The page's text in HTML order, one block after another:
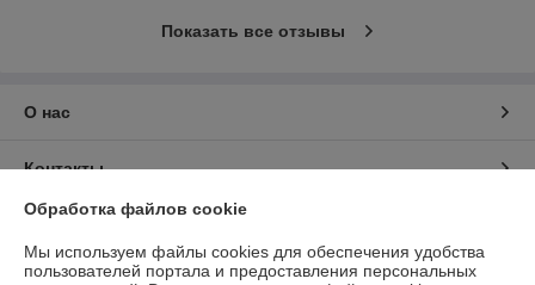
Показать все отзывы
О нас
Контакты
Доставка и оплата
График работы
Обработка файлов cookie
Мы используем файлы cookies для обеспечения удобства
пользователей портала и предоставления персональных